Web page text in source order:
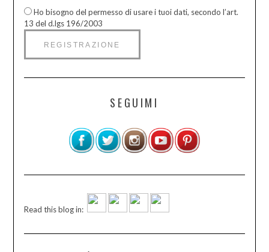
Ho bisogno del permesso di usare i tuoi dati, secondo l’art.
13 del d.lgs 196/2003
SEGUIMI
Read this blog in: